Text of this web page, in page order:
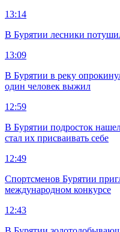
13:14
В Бурятии лесники
13:09
В Бурятии в реку
один человек выжил
12:59
В Бурятии подросток
стал их присваивать себе
12:49
Спортсменов Бурятии
международном конкурсе
12:43